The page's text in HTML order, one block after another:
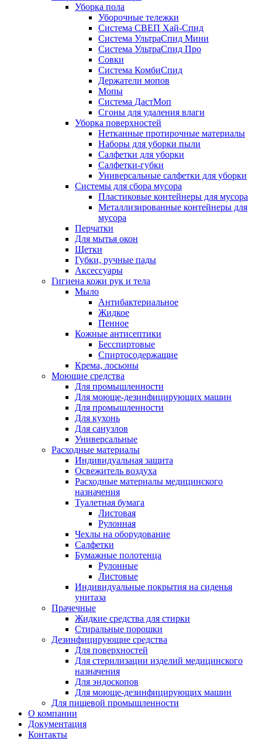
Уборка пола
Уборочные тележки
Система СВЕП Хай-Спид
Система УльтраСпид Мини
Система УльтраСпид Про
Совки
Система КомбиСпид
Держатели мопов
Мопы
Система ДастМоп
Сгоны для удаления влаги
Уборка поверхностей
Нетканные протирочные материалы
Наборы для уборки пыли
Салфетки для уборки
Салфетки-губки
Универсальные салфетки для уборки
Системы для сбора мусора
Пластиковые контейнеры для мусора
Металлизированные контейнеры для
мусора
Перчатки
Для мытья окон
Щетки
Губки, ручные пады
Аксессуары
Гигиена кожи рук и тела
Мыло
Антибактериальное
Жидкое
Пенное
Кожные антисептики
Бесспиртовые
Cпиртосодержащие
Крема, лосьоны
Моющие средства
Для промышленности
Для моюще-дезинфицирующих машин
Для промышленности
Для кухонь
Для санузлов
Универсальные
Расходные материалы
Индивидуальная защита
Освежитель воздуха
Расходные материалы медицинского
назначения
Туалетная бумага
Листовая
Рулонная
Чехлы на оборудование
Салфетки
Бумажные полотенца
Рулонные
Листовые
Индивидуальные покрытия на сиденья
унитаза
Прачечные
Жидкие средства для стирки
Стиральные порошки
Дезинфицирующие средства
Для поверхностей
Для стерилизации изделий медицинского
назначения
Для эндоскопов
Для моюще-дезинфицирующих машин
Для пищевой промышленности
О компании
Документация
Контакты